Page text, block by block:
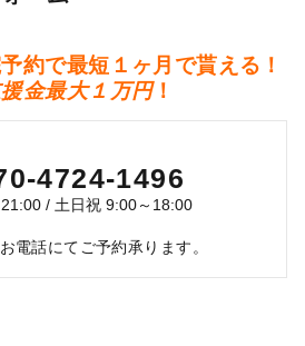
約で最短１ヶ月で貰える！
金最大１万円！
4724-1496
/ 土日祝 9:00～18:00
電話にてご予約承ります。